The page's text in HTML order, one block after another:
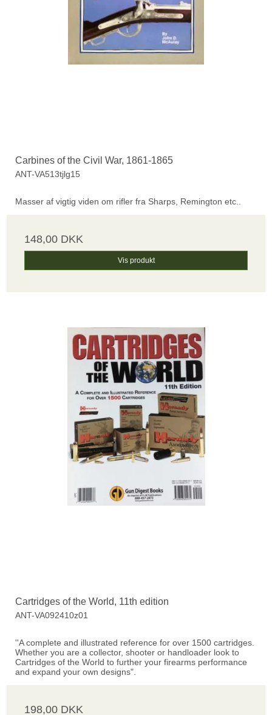
Carbines of the Civil War, 1861-1865
ANT-VA513tjlg15
Masser af vigtig viden om rifler fra Sharps, Remington etc..
148,00 DKK
Vis produkt
Cartridges of the World, 11th edition
ANT-VA092410z01
''A complete and illustrated reference for over 1500 cartridges.
Whether you are a collector, shooter or handloader look to
Cartridges of the World to further your firearms performance
and expand your own designs".
198,00 DKK